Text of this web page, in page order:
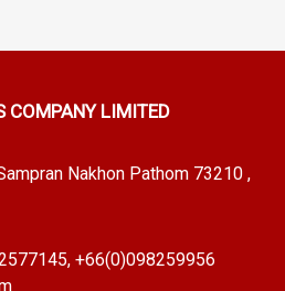
COMPANY LIMITED
Nakhon Pathom 73210 ,
, +66(0)098259956